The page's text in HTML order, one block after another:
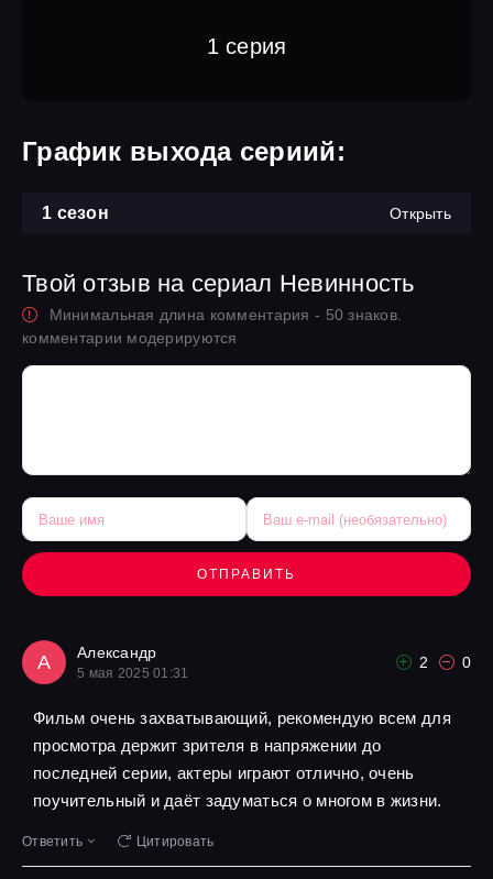
1 серия
График выхода сериий:
1 сезон Открыть
Твой отзыв на сериал Невинность
Минимальная длина комментария - 50 знаков.
комментарии модерируются
ОТПРАВИТЬ
А Александр
5 мая 2025 01:31
2 0
Фильм очень захватывающий, рекомендую всем для
просмотра держит зрителя в напряжении до
последней серии, актеры играют отлично, очень
поучительный и даёт задуматься о многом в жизни.
Ответить Цитировать